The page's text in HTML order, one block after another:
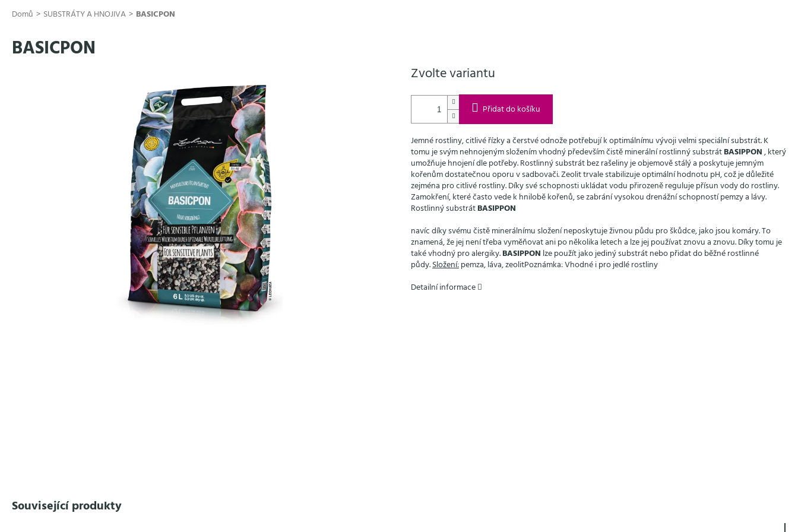
Domů SUBSTRÁTY A HNOJIVA BASICPON
BASICPON
Zvolte variantu
Přidat do košíku
Jemné rostliny, citlivé řízky a čerstvé odnože potřebují k optimálnímu vývoji velmi speciální substrát. K
tomu je svým nehnojeným složením vhodný předevšímčistě minerální rostlinný substrátBASIPPON, který
umožňuje hnojení dle potřeby. Rostlinný substrát bez rašeliny je objemově stálý a poskytuje jemným
kořenům dostatečnou oporu v sadbovači. Zeolit ​​trvale stabilizuje optimální hodnotu pH, což je důležité
zejména pro citlivé rostliny. Díky své schopnosti ukládat vodu přirozeně reguluje přísun vody do rostliny.
Zamokření, které často vede k hnilobě kořenů, se zabrání vysokou drenážní schopností pemzy a lávy.
Rostlinný substrátBASIPPON
navícdíky svému čistě minerálnímu složení neposkytuje živnou půdu pro škůdce, jako jsou komáry. To
znamená, že jej není třeba vyměňovat ani po několika letech a lze jej používat znovu a znovu. Díky tomu je
také vhodný pro alergiky.BASIPPON lze použít jako jediný substrát nebo přidat do běžné rostlinné
půdy.Složení:pemza, láva, zeolit​​Poznámka: Vhodné i pro jedlé rostliny
Detailní informace
Související produkty